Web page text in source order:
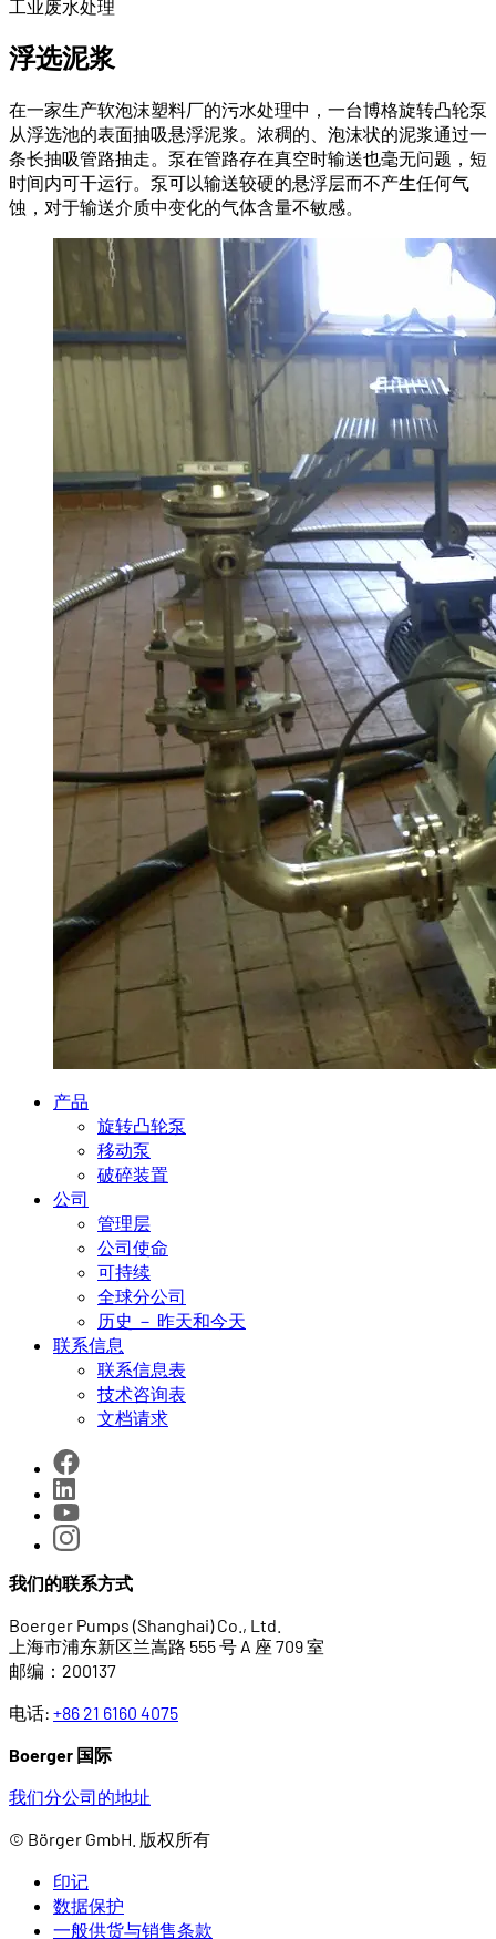
工业废水处理
浮选泥浆
在一家生产软泡沫塑料厂的污水处理中，一台博格旋转凸轮泵
从浮选池的表面抽吸悬浮泥浆。浓稠的、泡沫状的泥浆通过一
条长抽吸管路抽走。泵在管路存在真空时输送也毫无问题，短
时间内可干运行。泵可以输送较硬的悬浮层而不产生任何气
蚀，对于输送介质中变化的气体含量不敏感。
产品
旋转凸轮泵
移动泵
破碎装置
公司
管理层
公司使命
可持续
全球分公司
历史 － 昨天和今天
联系信息
联系信息表
技术咨询表
文档请求
我们的联系方式
Boerger Pumps (Shanghai) Co., Ltd.
上海市浦东新区兰嵩路 555 号 A 座 709 室
邮编：200137
电话: +86 21 6160 4075
Boerger 国际
我们分公司的地址
© Börger GmbH. 版权所有
印记
数据保护
一般供货与销售条款